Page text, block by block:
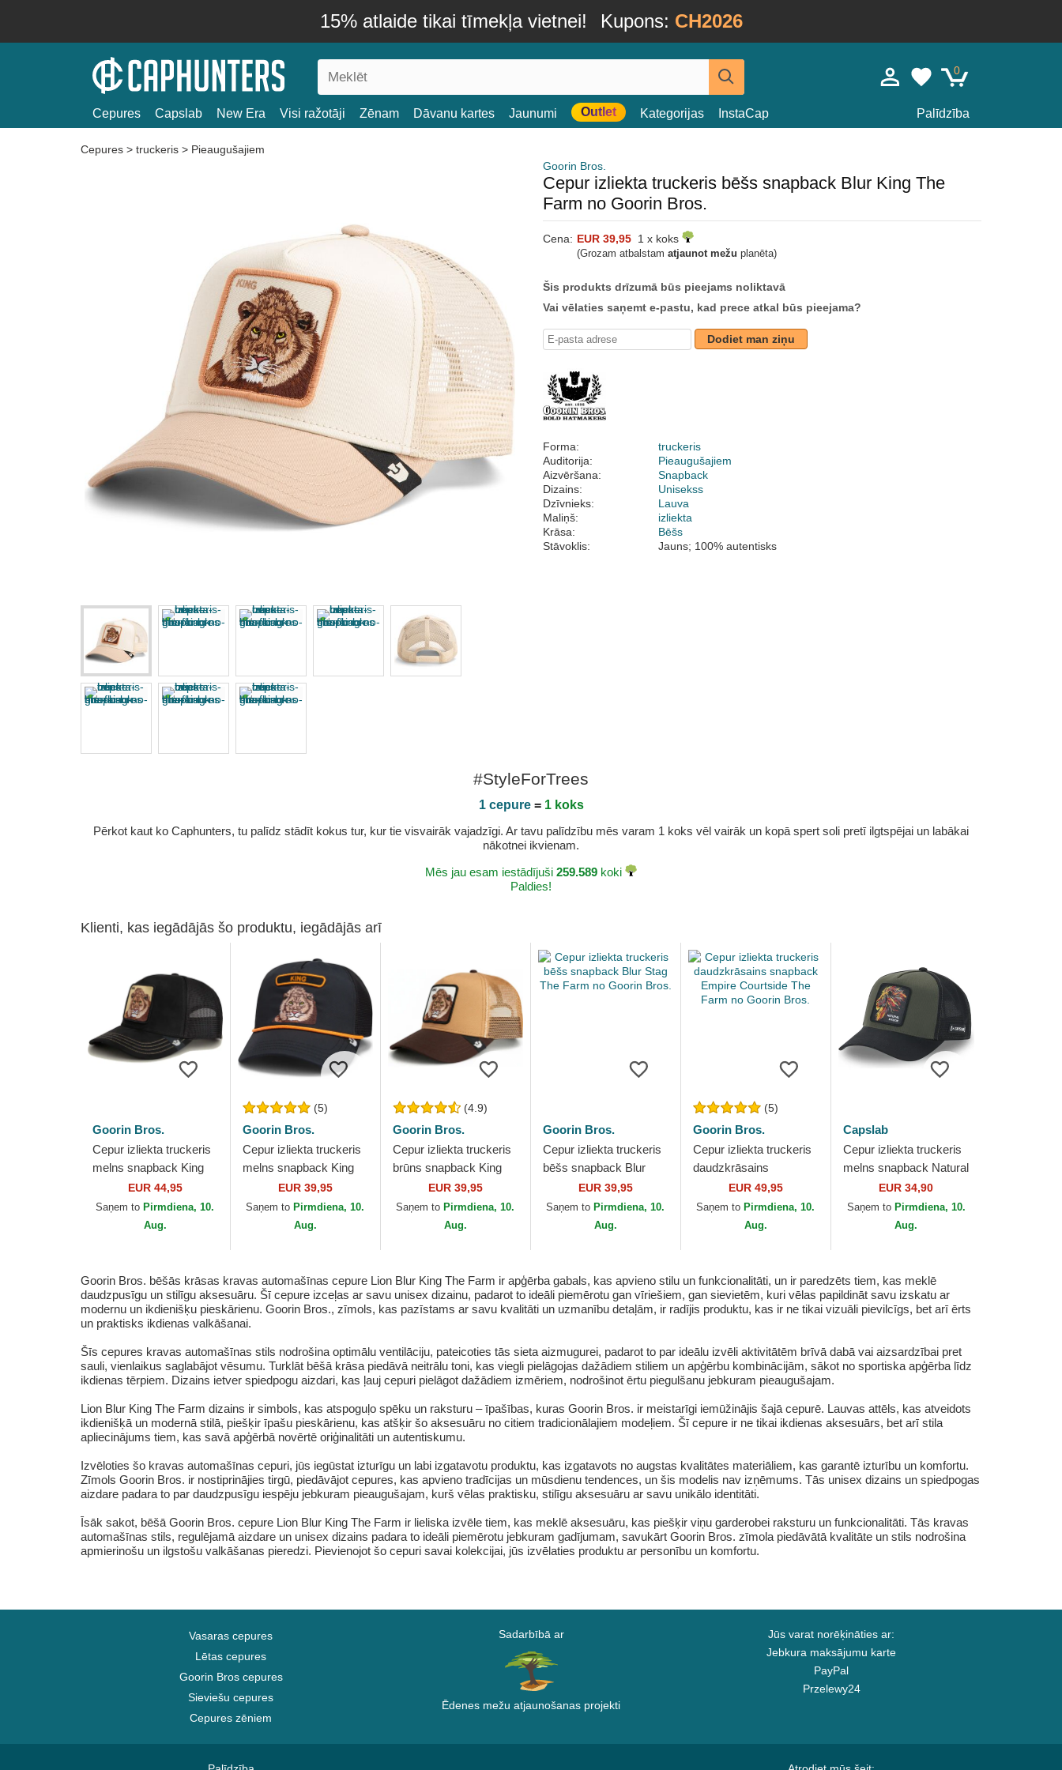
15% atlaide tikai tīmekļa vietnei! Kupons: CH2026
0
Cepures Capslab New Era Visi ražotāji Zēnam Dāvanu kartes Jaunumi Outlet Kategorijas InstaCap Palīdzība
Cepures > truckeris > Pieaugušajiem
Goorin Bros.
Cepur izliekta truckeris bēšs snapback Blur King The
Farm no Goorin Bros.
Cena: EUR 39,95 1 x koks
(Grozam atbalstam atjaunot mežu planēta)
Šis produkts drīzumā būs pieejams noliktavā
Vai vēlaties saņemt e-pastu, kad prece atkal būs pieejama?
Dodiet man ziņu
Forma:
truckeris
Auditorija:
Pieaugušajiem
Aizvēršana:
Snapback
Dizains:
Unisekss
Dzīvnieks:
Lauva
Maliņš:
izliekta
Krāsa:
Bēšs
Stāvoklis:
Jauns; 100% autentisks
#StyleForTrees
1 cepure= 1 koks
Pērkot kaut ko Caphunters, tu palīdz stādīt kokus tur, kur tie visvairāk vajadzīgi. Ar tavu palīdzību mēs varam 1 koks vēl vairāk un kopā spert soli pretī ilgtspējai un labākai
nākotnei ikvienam.
Mēs jau esam iestādījuši 259.589 koki
Paldies!
Klienti, kas iegādājās šo produktu, iegādājās arī
Goorin Bros.
Cepur izliekta truckeris
melns snapback King
Golden Suede The
Farm no Goorin Bros.
EUR 44,95
Saņem to Pirmdiena, 10.
Aug.
(5)
Goorin Bros.
Cepur izliekta truckeris
melns snapback King
GB2 Lion The Rocker
The Farm no Goorin
EUR 39,95
Saņem to Pirmdiena, 10.
Aug.
(4.9)
Goorin Bros.
Cepur izliekta truckeris
brūns snapback King
Mane Man The Farm no
Goorin Bros.
EUR 39,95
Saņem to Pirmdiena, 10.
Aug.
Goorin Bros.
Cepur izliekta truckeris
bēšs snapback Blur
Stag The Farm no
Goorin Bros.
EUR 39,95
Saņem to Pirmdiena, 10.
Aug.
(5)
Goorin Bros.
Cepur izliekta truckeris
daudzkrāsains
snapback Empire
Courtside The Farm no
Goorin Bros.
EUR 49,95
Saņem to Pirmdiena, 10.
Aug.
Capslab
Cepur izliekta truckeris
melns snapback Natural
Mystik MYS Lauva
Mītiskas radības no
EUR 34,90
Saņem to Pirmdiena, 10.
Aug.
Goorin Bros. bēšās krāsas kravas automašīnas cepure Lion Blur King The Farm ir apģērba gabals, kas apvieno stilu un funkcionalitāti, un ir paredzēts tiem, kas meklē
daudzpusīgu un stilīgu aksesuāru. Šī cepure izceļas ar savu unisex dizainu, padarot to ideāli piemērotu gan vīriešiem, gan sievietēm, kuri vēlas papildināt savu izskatu ar
modernu un ikdienišķu pieskārienu. Goorin Bros., zīmols, kas pazīstams ar savu kvalitāti un uzmanību detaļām, ir radījis produktu, kas ir ne tikai vizuāli pievilcīgs, bet arī ērts
un praktisks ikdienas valkāšanai.
Šīs cepures kravas automašīnas stils nodrošina optimālu ventilāciju, pateicoties tās sieta aizmugurei, padarot to par ideālu izvēli aktivitātēm brīvā dabā vai aizsardzībai pret
sauli, vienlaikus saglabājot vēsumu. Turklāt bēšā krāsa piedāvā neitrālu toni, kas viegli pielāgojas dažādiem stiliem un apģērbu kombinācijām, sākot no sportiska apģērba līdz
ikdienas tērpiem. Dizains ietver spiedpogu aizdari, kas ļauj cepuri pielāgot dažādiem izmēriem, nodrošinot ērtu piegulšanu jebkuram pieaugušajam.
Lion Blur King The Farm dizains ir simbols, kas atspoguļo spēku un raksturu – īpašības, kuras Goorin Bros. ir meistarīgi iemūžinājis šajā cepurē. Lauvas attēls, kas atveidots
ikdienišķā un modernā stilā, piešķir īpašu pieskārienu, kas atšķir šo aksesuāru no citiem tradicionālajiem modeļiem. Šī cepure ir ne tikai ikdienas aksesuārs, bet arī stila
apliecinājums tiem, kas savā apģērbā novērtē oriģinalitāti un autentiskumu.
Izvēloties šo kravas automašīnas cepuri, jūs iegūstat izturīgu un labi izgatavotu produktu, kas izgatavots no augstas kvalitātes materiāliem, kas garantē izturību un komfortu.
Zīmols Goorin Bros. ir nostiprinājies tirgū, piedāvājot cepures, kas apvieno tradīcijas un mūsdienu tendences, un šis modelis nav izņēmums. Tās unisex dizains un spiedpogas
aizdare padara to par daudzpusīgu iespēju jebkuram pieaugušajam, kurš vēlas praktisku, stilīgu aksesuāru ar savu unikālo identitāti.
Īsāk sakot, bēšā Goorin Bros. cepure Lion Blur King The Farm ir lieliska izvēle tiem, kas meklē aksesuāru, kas piešķir viņu garderobei raksturu un funkcionalitāti. Tās kravas
automašīnas stils, regulējamā aizdare un unisex dizains padara to ideāli piemērotu jebkuram gadījumam, savukārt Goorin Bros. zīmola piedāvātā kvalitāte un stils nodrošina
apmierinošu un ilgstošu valkāšanas pieredzi. Pievienojot šo cepuri savai kolekcijai, jūs izvēlaties produktu ar personību un komfortu.
Vasaras cepures
Lētas cepures
Goorin Bros cepures
Sieviešu cepures
Cepures zēniem
Sadarbībā ar
Ēdenes mežu atjaunošanas projekti
Jūs varat norēķināties ar:
Jebkura maksājumu karte
PayPal
Przelewy24